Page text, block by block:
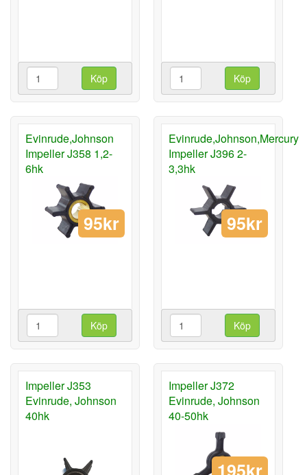
Köp Köp
Evinrude,Johnson
Impeller J358 1,2-
6hk
95kr
Köp
Evinrude,Johnson,Mercury
Impeller J396 2-
3,3hk
95kr
Köp
Impeller J353
Evinrude, Johnson
40hk
Impeller J372
Evinrude, Johnson
40-50hk
195kr